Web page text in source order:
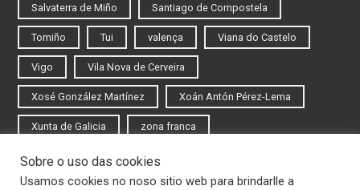
Salvaterra de Miño Santiago de Compostela
Tomiño Tui valença Viana do Castelo
Vigo Vila Nova de Cerveira
Xosé González Martínez Xoán Antón Pérez-Lema
Xunta de Galicia zona franca
Iniciar sesión
Sobre o uso das cookies
Usamos cookies no noso sitio web para brindarlle a